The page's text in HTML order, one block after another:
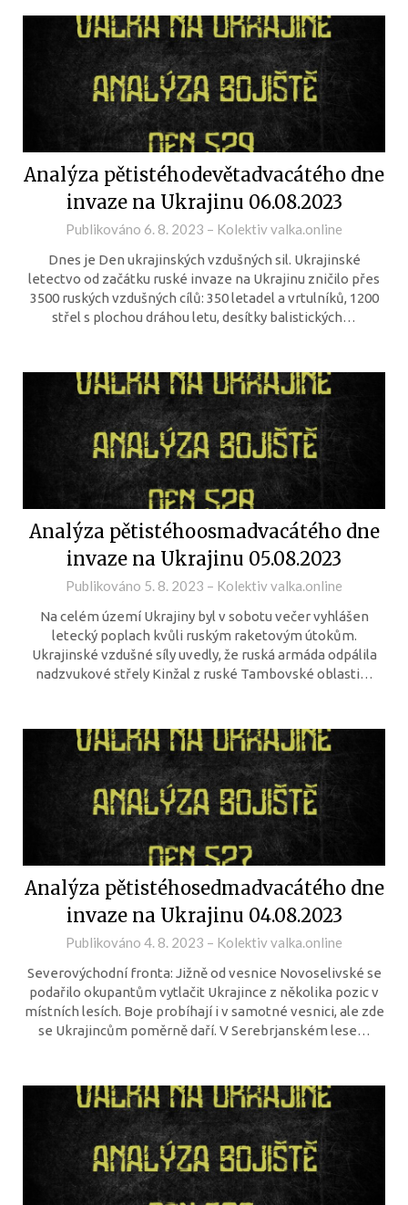
Analýza pětistéhodevětadvacátého dne
invaze na Ukrajinu 06.08.2023
Publikováno 6. 8. 2023 – Kolektiv valka.online
Dnes je Den ukrajinských vzdušných sil. Ukrajinské
letectvo od začátku ruské invaze na Ukrajinu zničilo přes
3500 ruských vzdušných cílů: 350 letadel a vrtulníků, 1200
střel s plochou dráhou letu, desítky balistických…
Analýza pětistéhoosmadvacátého dne
invaze na Ukrajinu 05.08.2023
Publikováno 5. 8. 2023 – Kolektiv valka.online
Na celém území Ukrajiny byl v sobotu večer vyhlášen
letecký poplach kvůli ruským raketovým útokům.
Ukrajinské vzdušné síly uvedly, že ruská armáda odpálila
nadzvukové střely Kinžal z ruské Tambovské oblasti…
Analýza pětistéhosedmadvacátého dne
invaze na Ukrajinu 04.08.2023
Publikováno 4. 8. 2023 – Kolektiv valka.online
Severovýchodní fronta: Jižně od vesnice Novoselivské se
podařilo okupantům vytlačit Ukrajince z několika pozic v
místních lesích. Boje probíhají i v samotné vesnici, ale zde
se Ukrajincům poměrně daří. V Serebrjanském lese…